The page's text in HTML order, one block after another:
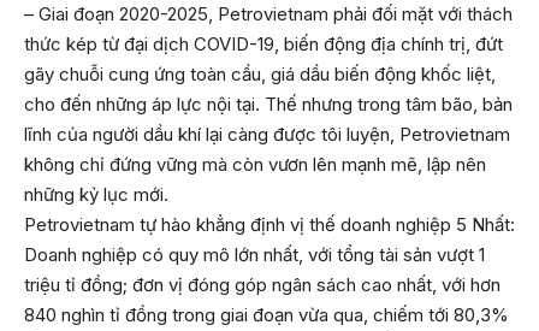
– Giai đoạn 2020-2025, Petrovietnam phải đối mặt với thách
thức kép từ đại dịch COVID-19, biến động địa chính trị, đứt
gãy chuỗi cung ứng toàn cầu, giá dầu biến động khốc liệt,
cho đến những áp lực nội tại. Thế nhưng trong tâm bão, bản
lĩnh của người dầu khí lại càng được tôi luyện, Petrovietnam
không chỉ đứng vững mà còn vươn lên mạnh mẽ, lập nên
những kỷ lục mới.
Petrovietnam tự hào khẳng định vị thế doanh nghiệp 5 Nhất:
Doanh nghiệp có quy mô lớn nhất, với tổng tài sản vượt 1
triệu tỉ đồng; đơn vị đóng góp ngân sách cao nhất, với hơn
840 nghìn tỉ đồng trong giai đoạn vừa qua, chiếm tới 80,3%